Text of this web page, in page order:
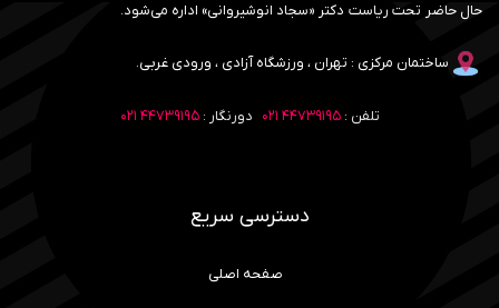
حال حاضر تحت ریاست دکتر «سجاد انوشیروانی» اداره می‌شود.
ساختمان مرکزی : تهران ، ورزشگاه آزادی ، ورودی غربی.
تلفن :۴۴۷۳۹۱۹۵ ۰۲۱ دورنگار :۴۴۷۳۹۱۹۵ ۰۲۱
دسترسی سریع
صفحه اصلی